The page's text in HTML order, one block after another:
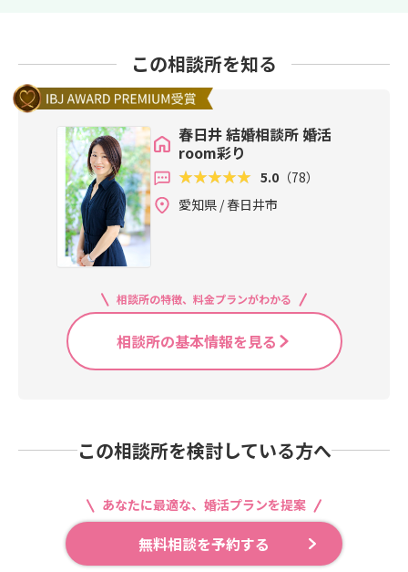
この相談所を知る
春日井 結婚相談所 婚活
room彩り
5.0 （78）
愛知県 / 春日井市
相談所の特徴、料金プランがわかる
相談所の基本情報を見る
この相談所を検討している方へ
あなたに最適な、婚活プランを提案
無料相談を予約する